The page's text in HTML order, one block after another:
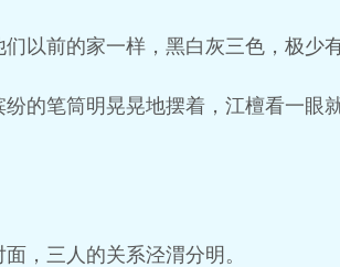
以前的家一样，黑白灰三色，极少
的笔筒明晃晃地摆着，江檀看一眼
，三人的关系泾渭分明。